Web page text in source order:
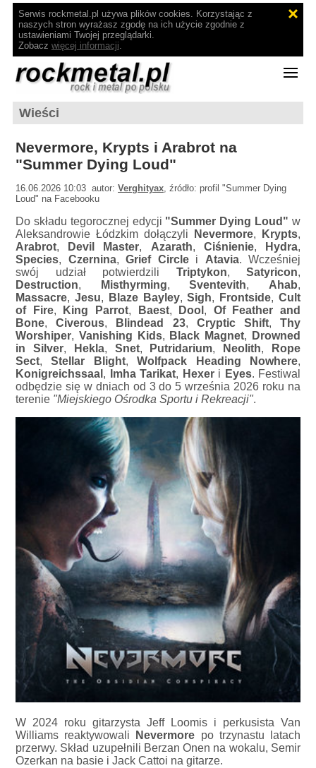
Serwis rockmetal.pl używa plików cookies. Korzystając z
naszych stron wyrażasz zgodę na ich użycie zgodnie z
ustawieniami Twojej przeglądarki.
Zobacz więcej informacji.
Wieści
Nevermore, Krypts i Arabrot na
"Summer Dying Loud"
16.06.2026 10:03 autor:Verghityax, źródło: profil "Summer Dying
Loud" na Facebooku
Do składu tegorocznej edycji "Summer Dying Loud" w
Aleksandrowie Łódzkim dołączyli
Nevermore, Krypts,
Arabrot, Devil Master, Azarath, Ciśnienie, Hydra,
Species, Czernina,Grief Circle i Atavia. Wcześniej
swój udział potwierdzili Triptykon, Satyricon,
Destruction, Misthyrming,Sventevith, Ahab,
Massacre, Jesu, Blaze Bayley,Sigh, Frontside, Cult
of Fire, King Parrot, Baest, Dool , Of Feather and
Bone,Civerous, Blindead 23, Cryptic Shift,Thy
Worshiper, Vanishing Kids, Black Magnet,
Drowned
in Silver, Hekla, Snet, Putridarium, Neolith,
Rope
Sect,Stellar Blight,Wolfpack Heading Nowhere,
Konigreichssaal , Imha Tarikat, Hexer i Eyes. Festiwal
odbędzie się w dniach od 3 do 5 września 2026 roku na
terenie "Miejskiego Ośrodka Sportu i Rekreacji".
W 2024 roku gitarzysta Jeff Loomis i perkusista Van
Williams reaktywowali
Nevermore po trzynastu latach
przerwy. Skład uzupełnili Berzan Onen na wokalu, Semir
Ozerkan na basie i Jack Cattoi na gitarze.